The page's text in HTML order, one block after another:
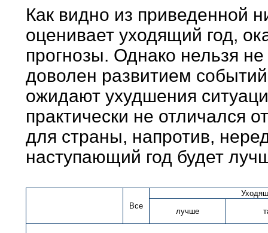
Как видно из приведенной
оценивает уходящий год,
прогнозы. Однако нельзя
доволен развитием
ожидают ухудшения
практически не отличался
для страны, напротив,
наступающий год будет
Все
лучше